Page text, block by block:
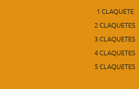
1 CLAQUETE
2 CLAQUETES
3 CLAQUETES
4 CLAQUETES
5 CLAQUETES